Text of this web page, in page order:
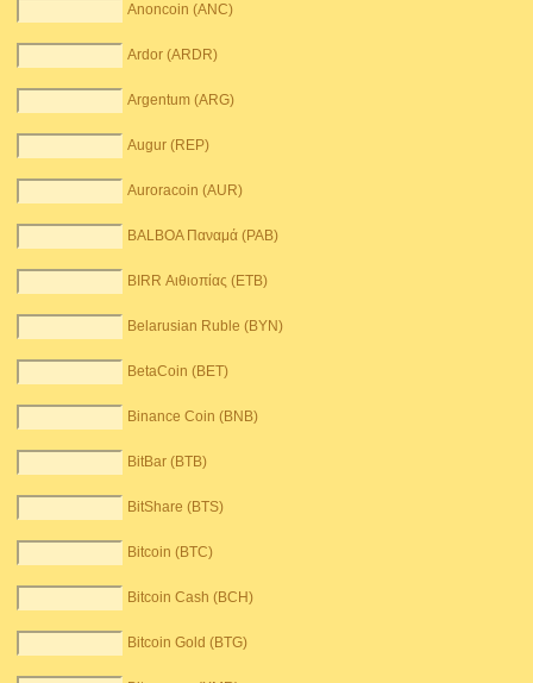
Anoncoin (ANC)
Ardor (ARDR)
Argentum (ARG)
Augur (REP)
Auroracoin (AUR)
BALBOA Παναμά (PAB)
BIRR Αιθιοπίας (ETB)
Belarusian Ruble (BYN)
BetaCoin (BET)
Binance Coin (BNB)
BitBar (BTB)
BitShare (BTS)
Bitcoin (BTC)
Bitcoin Cash (BCH)
Bitcoin Gold (BTG)